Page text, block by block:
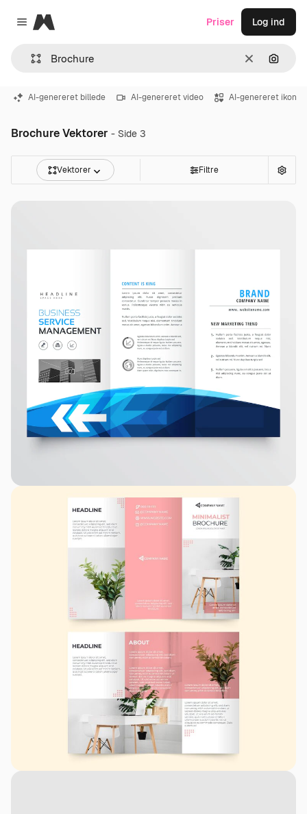
Close menu
Magnific
Klar Søg
Priser Log ind
AI-genereret billede AI-genereret video AI-genereret ikon
Brochure Vektorer - Side 3
Vektorer Filtre